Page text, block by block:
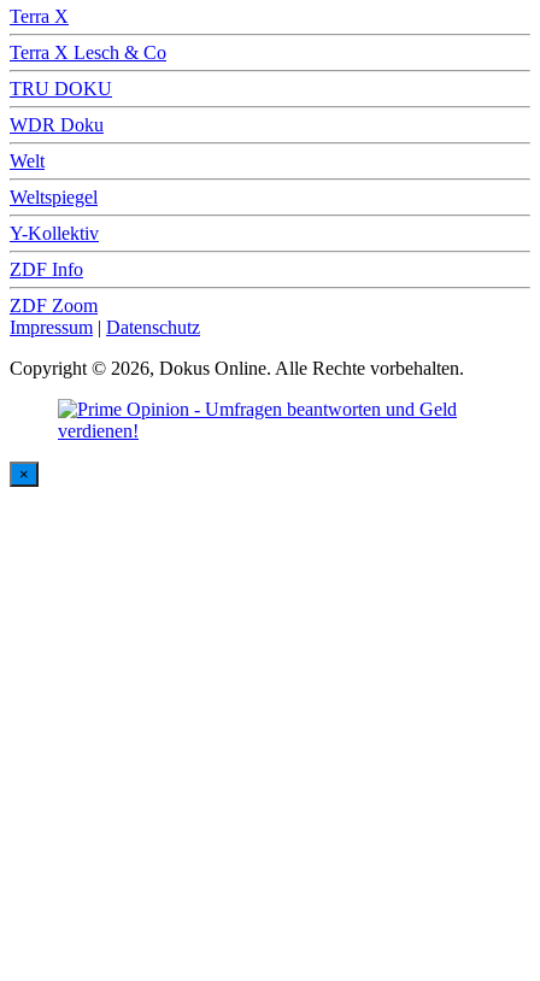
Terra X
Terra X Lesch & Co
TRU DOKU
WDR Doku
Welt
Weltspiegel
Y-Kollektiv
ZDF Info
ZDF Zoom
Impressum | Datenschutz
Copyright © 2026, Dokus Online. Alle Rechte vorbehalten.
×